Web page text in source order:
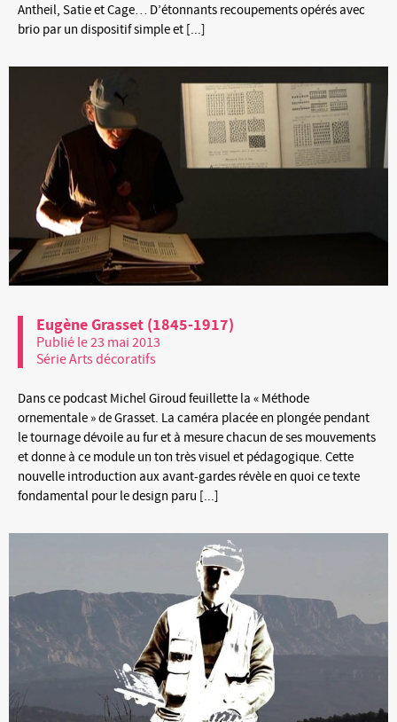
Antheil, Satie et Cage… D’étonnants recoupements opérés avec
brio par un dispositif simple et [...]
Eugène Grasset (1845-1917)
Publié le 23 mai 2013
Série Arts décoratifs
Dans ce podcast Michel Giroud feuillette la « Méthode
ornementale » de Grasset. La caméra placée en plongée pendant
le tournage dévoile au fur et à mesure chacun de ses mouvements
et donne à ce module un ton très visuel et pédagogique. Cette
nouvelle introduction aux avant-gardes révèle en quoi ce texte
fondamental pour le design paru [...]